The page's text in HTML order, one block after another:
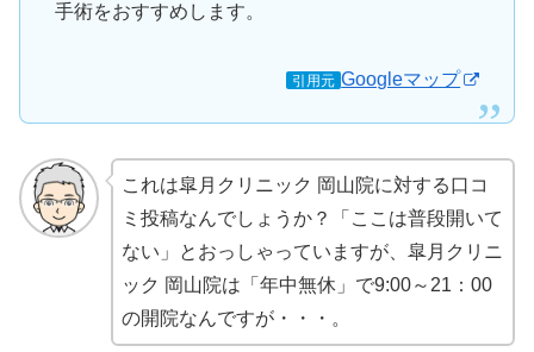
手術をおすすめします。
引用元 Googleマップ
これは皐月クリニック 岡山院に対する口コ
ミ投稿なんでしょうか？「ここは普段開いて
ない」とおっしゃっていますが、皐月クリニ
ック 岡山院は「年中無休」で9:00～21：00
の開院なんですが・・・。